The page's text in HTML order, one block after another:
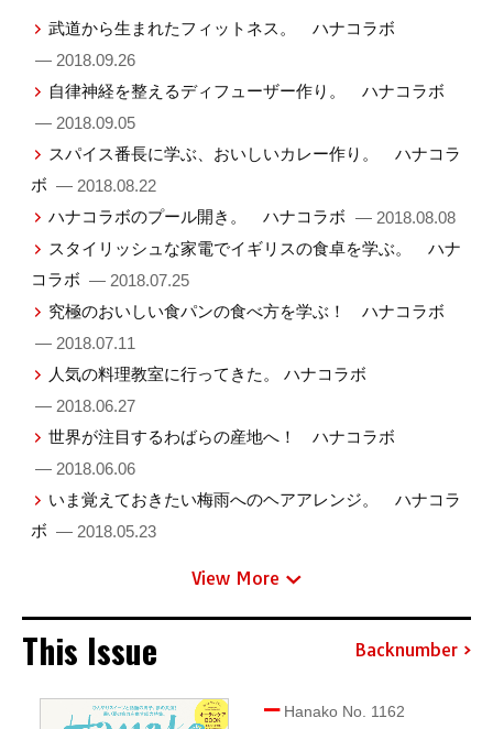
武道から生まれたフィットネス。 ハナコラボ
— 2018.09.26
自律神経を整えるディフューザー作り。 ハナコラボ
— 2018.09.05
スパイス番長に学ぶ、おいしいカレー作り。 ハナコラ
ボ — 2018.08.22
ハナコラボのプール開き。 ハナコラボ — 2018.08.08
スタイリッシュな家電でイギリスの食卓を学ぶ。 ハナ
コラボ — 2018.07.25
究極のおいしい食パンの食べ方を学ぶ！ ハナコラボ
— 2018.07.11
人気の料理教室に行ってきた。 ハナコラボ
— 2018.06.27
世界が注目するわばらの産地へ！ ハナコラボ
— 2018.06.06
いま覚えておきたい梅雨へのヘアアレンジ。 ハナコラ
ボ — 2018.05.23
View More
This Issue Backnumber
Hanako No. 1162